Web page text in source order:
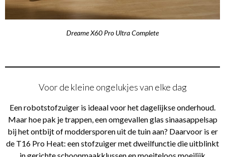
Dreame X60 Pro Ultra Complete
Voor de kleine ongelukjes van elke dag
Een robotstofzuiger is ideaal voor het dagelijkse onderhoud.
Maar hoe pak je trappen, een omgevallen glas sinaasappelsap
bij het ontbijt of moddersporen uit de tuin aan? Daarvoor is er
de T16 Pro Heat: een stofzuiger met dweilfunctie die uitblinkt